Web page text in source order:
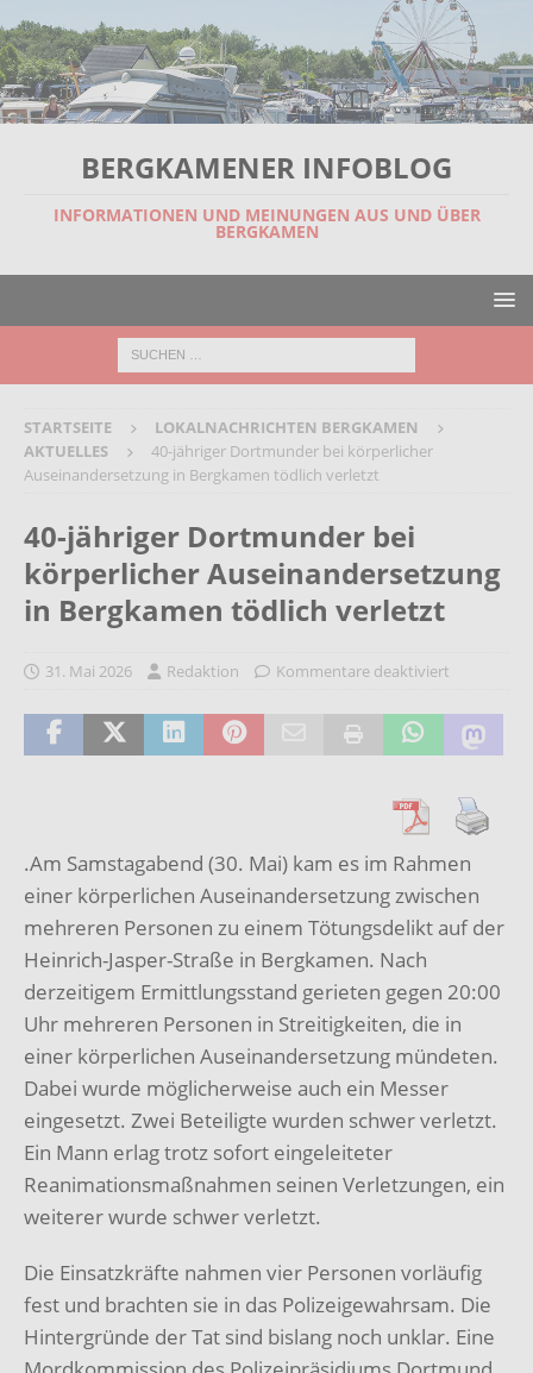
BERGKAMENER INFOBLOG
INFORMATIONEN UND MEINUNGEN AUS UND ÜBER
BERGKAMEN
STARTSEITE
LOKALNACHRICHTEN BERGKAMEN
AKTUELLES
40-jähriger Dortmunder bei körperlicher
Auseinandersetzung in Bergkamen tödlich verletzt
40-jähriger Dortmunder bei
körperlicher Auseinandersetzung
in Bergkamen tödlich verletzt
31. Mai 2026 Redaktion Kommentare deaktiviert
.Am Samstagabend (30. Mai) kam es im Rahmen
einer körperlichen Auseinandersetzung zwischen
mehreren Personen zu einem Tötungsdelikt auf der
Heinrich-Jasper-Straße in Bergkamen. Nach
derzeitigem Ermittlungsstand gerieten gegen 20:00
Uhr mehreren Personen in Streitigkeiten, die in
einer körperlichen Auseinandersetzung mündeten.
Dabei wurde möglicherweise auch ein Messer
eingesetzt. Zwei Beteiligte wurden schwer verletzt.
Ein Mann erlag trotz sofort eingeleiteter
Reanimationsmaßnahmen seinen Verletzungen, ein
weiterer wurde schwer verletzt.
Die Einsatzkräfte nahmen vier Personen vorläufig
fest und brachten sie in das Polizeigewahrsam. Die
Hintergründe der Tat sind bislang noch unklar. Eine